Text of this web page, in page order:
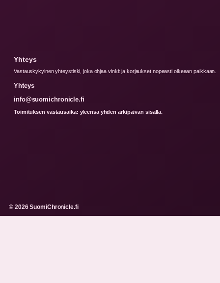
Yhteys
Vastauskykyinen yhteystiski, joka ohjaa vinkit ja korjaukset nopeasti oikeaan paikkaan.
Yhteys
info@suomichronicle.fi
Toimituksen vastausaika: yleensa yhden arkipaivan sisalla.
© 2026 SuomiChronicle.fi